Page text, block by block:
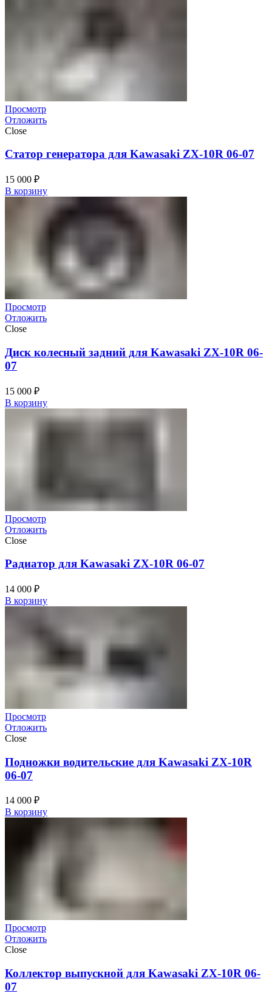
Просмотр
Отложить
Close
Статор генератора для Kawasaki ZX-10R 06-07
15 000 ₽
В корзину
Просмотр
Отложить
Close
Диск колесный задний для Kawasaki ZX-10R 06-
07
15 000 ₽
В корзину
Просмотр
Отложить
Close
Радиатор для Kawasaki ZX-10R 06-07
14 000 ₽
В корзину
Просмотр
Отложить
Close
Подножки водительские для Kawasaki ZX-10R
06-07
14 000 ₽
В корзину
Просмотр
Отложить
Close
Коллектор выпускной для Kawasaki ZX-10R 06-
07